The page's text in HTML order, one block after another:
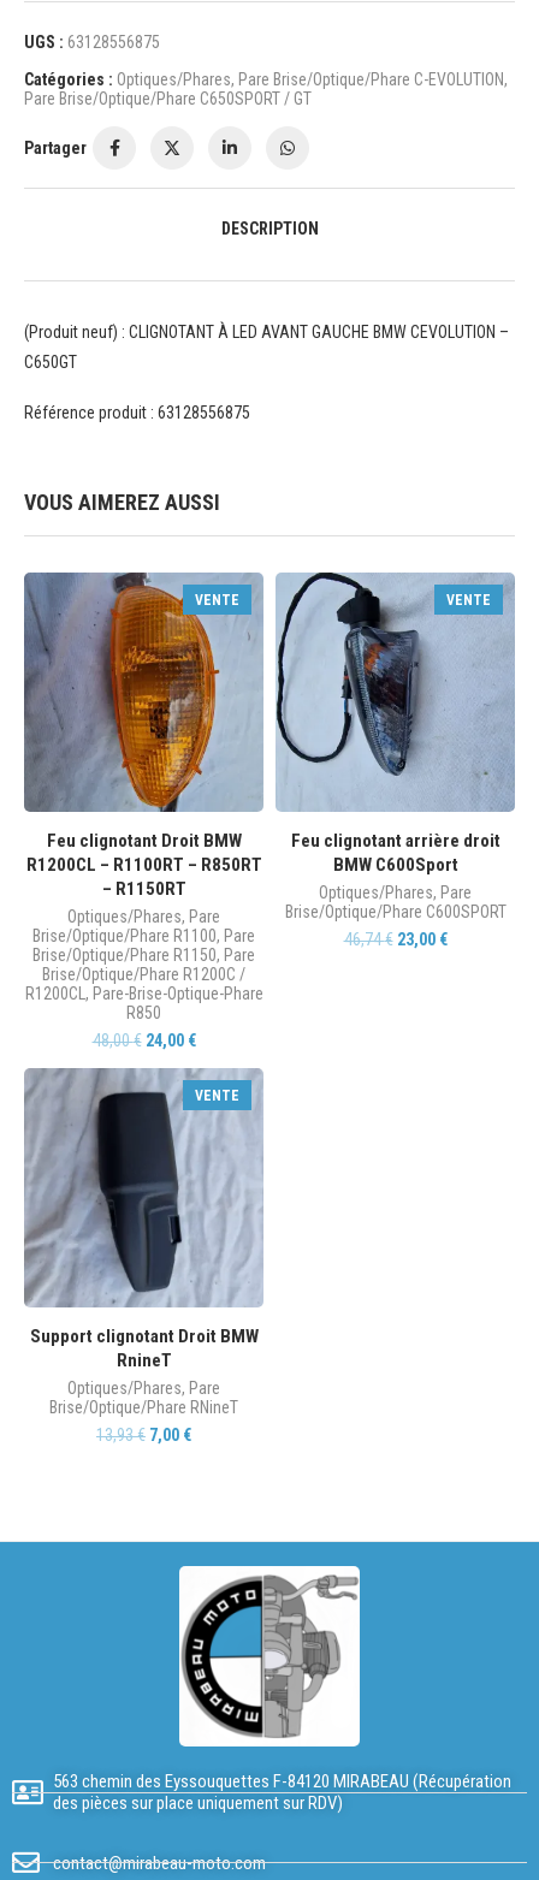
UGS : 63128556875
Catégories : Optiques/Phares, Pare Brise/Optique/Phare C-EVOLUTION,
Pare Brise/Optique/Phare C650SPORT / GT
Partager
DESCRIPTION
(Produit neuf) : CLIGNOTANT À LED AVANT GAUCHE BMW CEVOLUTION –
C650GT
Référence produit : 63128556875
VOUS AIMEREZ AUSSI
VENTE
Feu clignotant Droit BMW
R1200CL – R1100RT – R850RT
– R1150RT
Optiques/Phares, Pare
Brise/Optique/Phare R1100, Pare
Brise/Optique/Phare R1150, Pare
Brise/Optique/Phare R1200C /
R1200CL , Pare-Brise-Optique-Phare
R850
48,00€ 24,00 €
VENTE
Feu clignotant arrière droit
BMW C600Sport
Optiques/Phares, Pare
Brise/Optique/Phare C600SPORT
46,74€ 23,00 €
VENTE
Support clignotant Droit BMW
RnineT
Optiques/Phares, Pare
Brise/Optique/Phare RNineT
13,93€ 7,00 €
563 chemin des Eyssouquettes F-84120 MIRABEAU (Récupération
des pièces sur place uniquement sur RDV)
contact@mirabeau-moto.com